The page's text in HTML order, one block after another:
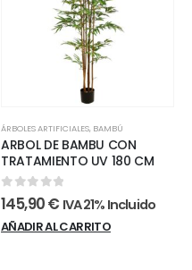
ÁRBOLES ARTIFICIALES, BAMBÚ
ARBOL DE BAMBU CON
TRATAMIENTO UV 180 CM
0 out of 5
145,90€ IVA 21% Incluido
AÑADIR AL CARRITO